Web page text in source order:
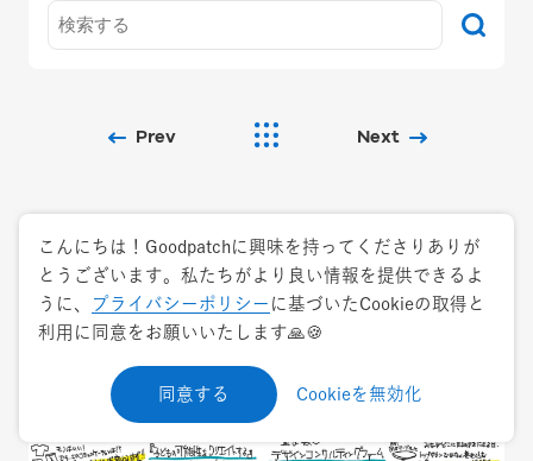
Prev Next
Related pages
こんにちは！Goodpatchに興味を持ってくださりありが
とうございます。私たちがより良い情報を提供できるよ
うに、
プライバシーポリシー に基づいたCookieの取得と
利用に同意をお願いいたします🙏🍪
同意する Cookieを無効化